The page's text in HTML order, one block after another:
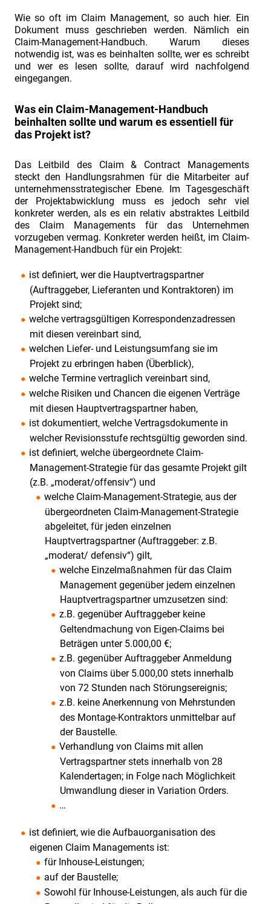
Wie so oft im Claim Management, so auch hier. Ein
Dokument muss geschrieben werden. Nämlich ein
Claim-Management-Handbuch. Warum dieses
notwendig ist, was es beinhalten sollte, wer es schreibt
und wer es lesen sollte, darauf wird nachfolgend
eingegangen.
Was ein Claim-Management-Handbuch
beinhalten sollte und warum es essentiell für
das Projekt ist?
Das Leitbild des Claim & Contract Managements
steckt den Handlungsrahmen für die Mitarbeiter auf
unternehmensstrategischer Ebene. Im Tagesgeschäft
der Projektabwicklung muss es jedoch sehr viel
konkreter werden, als es ein relativ abstraktes Leitbild
des Claim Managements für das Unternehmen
vorzugeben vermag. Konkreter werden heißt, im Claim-
Management-Handbuch für ein Projekt:
ist definiert, wer die Hauptvertragspartner
(Auftraggeber, Lieferanten und Kontraktoren) im
Projekt sind;
welche vertragsgültigen Korrespondenzadressen
mit diesen vereinbart sind,
welchen Liefer- und Leistungsumfang sie im
Projekt zu erbringen haben (Überblick),
welche Termine vertraglich vereinbart sind,
welche Risiken und Chancen die eigenen Verträge
mit diesen Hauptvertragspartner haben,
ist dokumentiert, welche Vertragsdokumente in
welcher Revisionsstufe rechtsgültig geworden sind.
ist definiert, welche übergeordnete Claim-
Management-Strategie für das gesamte Projekt gilt
(z.B. „moderat/offensiv“) und
welche Claim-Management-Strategie, aus der
übergeordneten Claim-Management-Strategie
abgeleitet, für jeden einzelnen
Hauptvertragspartner (Auftraggeber: z.B.
„moderat/ defensiv“) gilt,
welche Einzelmaßnahmen für das Claim
Management gegenüber jedem einzelnen
Hauptvertragspartner umzusetzen sind:
z.B. gegenüber Auftraggeber keine
Geltendmachung von Eigen-Claims bei
Beträgen unter 5.000,00 €;
z.B. gegenüber Auftraggeber Anmeldung
von Claims über 5.000,00 stets innerhalb
von 72 Stunden nach Störungsereignis;
z.B. keine Anerkennung von Mehrstunden
des Montage-Kontraktors unmittelbar auf
der Baustelle.
Verhandlung von Claims mit allen
Vertragspartner stets innerhalb von 28
Kalendertagen; in Folge nach Möglichkeit
Umwandlung dieser in Variation Orders.
…
ist definiert, wie die Aufbauorganisation des
eigenen Claim Managements ist:
für Inhouse-Leistungen;
auf der Baustelle;
Sowohl für Inhouse-Leistungen, als auch für die
Deutschland
e.V.
8.
Runder
Claims-
und
Contractmanagement
Engineering
Summit
2017
Der
aktuelle
Lagebericht
Arbeitsgemeinschaft
Großanlagenbau
des
VDMA.
Stagnation
oder
Krise?
Talfahrt
des
Ölpreises.
Sind
Erneuerbaren
Energien
noch
rentabel?
Kontroverse
über
das
Ausbauvolumen
der
Windkraftanlagen
Deutschland
Maschinenbau-
Anlagenbau
2016
Engineering
Summit
2015
"Ethische
Standards
für
Contract
und
Claim
Management"